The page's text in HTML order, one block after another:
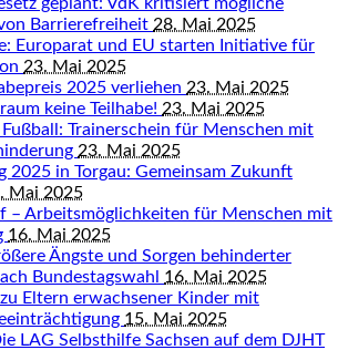
Barrierefreiheit 28. Mai 2025
Europarat und EU starten Initiative für
23. Mai 2025
2025 verliehen 23. Mai 2025
keine Teilhabe! 23. Mai 2025
Fußball: Trainerschein für Menschen mit
23. Mai 2025
2025 in Torgau: Gemeinsam Zukunft
Mai 2025
– Arbeitsmöglichkeiten für Menschen mit
16. Mai 2025
Ängste und Sorgen behinderter
Bundestagswahl 16. Mai 2025
Eltern erwachsener Kinder mit
15. Mai 2025
LAG Selbsthilfe Sachsen auf dem DJHT